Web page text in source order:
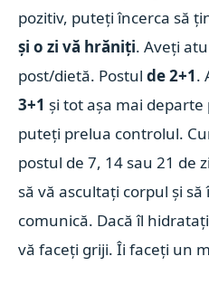
pozitiv, puteți încerca să
și o zi vă hrăniți. Aveți
post/dietă. Postul de 2+1.
3+1 și tot așa mai
puteți prelua controlul.
postul de 7, 14 sau 21 de
să vă ascultați corpul și
comunică. Dacă îl
vă faceți griji. Îi faceți un